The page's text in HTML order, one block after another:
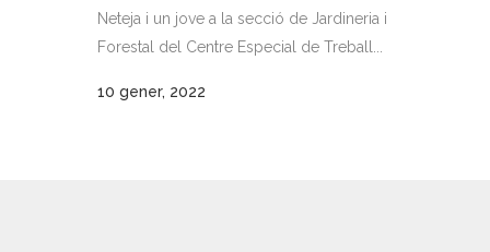
Neteja i un jove a la secció de Jardineria i
Forestal del Centre Especial de Treball...
10 gener, 2022